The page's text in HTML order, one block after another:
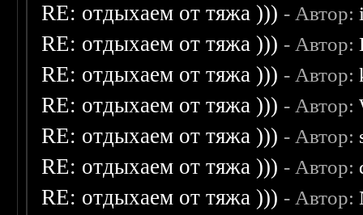
RE: отдыхаем от тяжа ))) - Автор:
RE: отдыхаем от тяжа ))) - Автор:
RE: отдыхаем от тяжа ))) - Автор:
RE: отдыхаем от тяжа ))) - Автор:
RE: отдыхаем от тяжа ))) - Автор:
RE: отдыхаем от тяжа ))) - Автор:
RE: отдыхаем от тяжа ))) - Автор: